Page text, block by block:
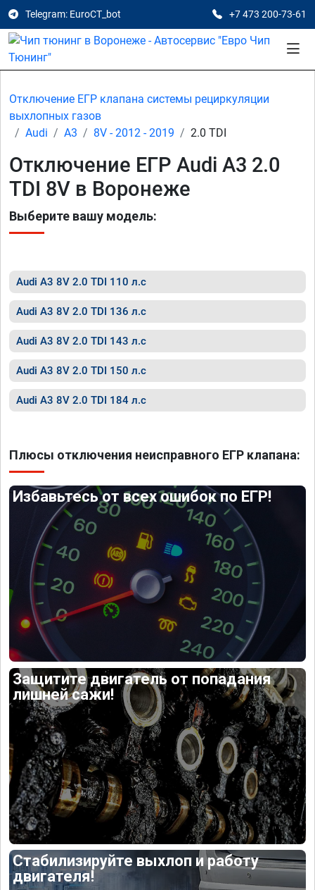
Telegram: EuroCT_bot +7 473 200-73-61
Отключение ЕГР клапана системы рециркуляции
выхлопных газов
Audi
A3 8V - 2012 - 2019 2.0 TDI
Отключение ЕГР Audi A3 2.0
TDI 8V в Воронеже
Выберите вашу модель:
Audi A3 8V 2.0 TDI 110 л.с
Audi A3 8V 2.0 TDI 136 л.с
Audi A3 8V 2.0 TDI 143 л.с
Audi A3 8V 2.0 TDI 150 л.с
Audi A3 8V 2.0 TDI 184 л.с
Плюсы отключения неисправного ЕГР клапана:
Избавьтесь от всех ошибок по ЕГР!
Защитите двигатель от попадания
лишней сажи!
Стабилизируйте выхлоп и работу
двигателя!